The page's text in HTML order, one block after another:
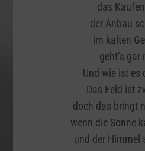
das
der Anbau
im kalten
geht’s gar
Und wie ist es
Das Feld ist
doch das bringt
wenn die Sonne
und der Himmel